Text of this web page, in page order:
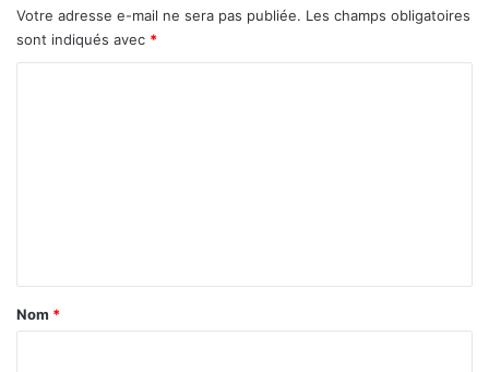
e
l
Votre adresse e-mail ne sera pas publiée. Les champs obligatoires
sont indiqués avec *
a
Nom *